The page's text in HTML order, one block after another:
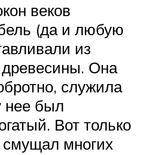
веков
(да и любую
из
древесины. Она
служила
нее был
Вот только
многих